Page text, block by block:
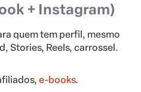
+ Instagram)
quem tem perfil, mesmo
Stories, Reels, carrossel.
e-books.